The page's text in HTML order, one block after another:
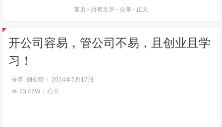
首页 - 所有文章 - 分享 - 正文
开公司容易，管公司不易，且创业且学
习！
分享,创业帮
2014年5月17日
23.47W
0